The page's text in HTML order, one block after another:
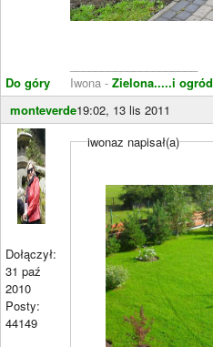
Do góry
Iwona - Zielona.....i ogród
monteverde19:02, 13 lis 2011
Dołączył:
31 paź
2010
Posty:
44149
iwonaz napisał(a)